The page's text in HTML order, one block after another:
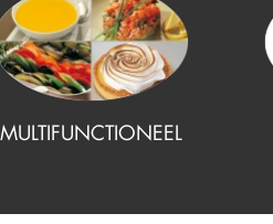
MULTIFUNCTIONEEL